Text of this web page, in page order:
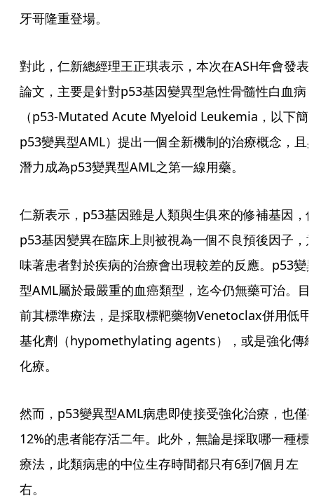
牙哥隆重登場。
對此，仁新總經理王正琪表示，本次在ASH年會發表
論文，主要是針對p53基因變異型急性骨髓性白血病
（p53-Mutated Acute Myeloid Leukemia，以下簡
p53變異型AML）提出一個全新機制的治療概念，且
潛力成為p53變異型AML之第一線用藥。
仁新表示，p53基因雖是人類與生俱來的修補基因，
p53基因變異在臨床上則被視為一個不良預後因子，
味著患者對於疾病的治療會出現較差的反應。p53變
型AML屬於最嚴重的血癌類型，迄今仍無藥可治。目
前其標準療法，是採取標靶藥物Venetoclax併用低甲
基化劑（hypomethylating agents），或是強化傳
化療。
然而，p53變異型AML病患即使接受強化治療，也僅
12%的患者能存活二年。此外，無論是採取哪一種標
療法，此類病患的中位生存時間都只有6到7個月左
右。